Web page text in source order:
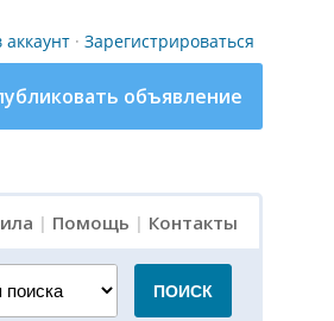
· Зарегистрироваться
объявление
| Помощь | Контакты
ПОИСК